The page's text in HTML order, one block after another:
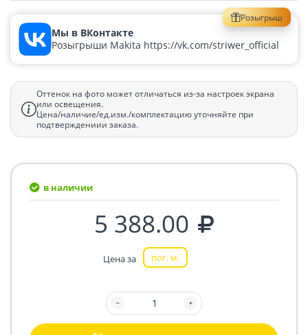
Розыгрыш
Мы в ВКонтакте
Розыгрыши Makita https://vk.com/striwer_official
Оттенок на фото может отличаться из-за настроек экрана
или освещения.
Цена/наличие/ед.изм./комплектацию уточняйте при
подтверждениии заказа.
в наличии
5 388.00
Цена за пог. м.